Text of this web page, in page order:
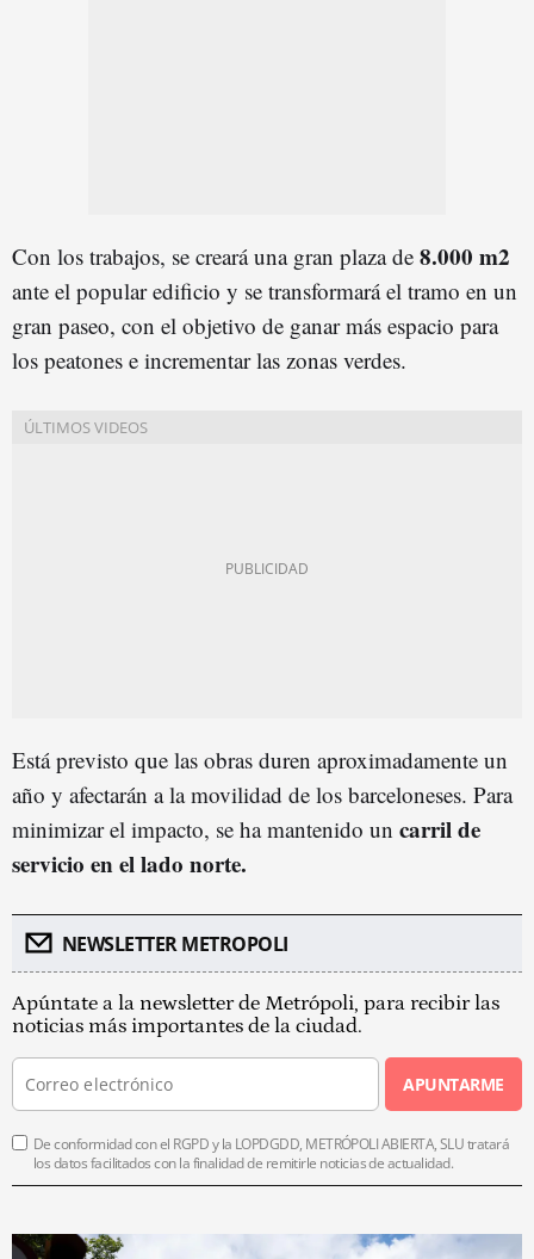
Con los trabajos, se creará una gran plaza de 8.000 m2
ante el popular edificio y se transformará el tramo en un
gran paseo, con el objetivo de ganar más espacio para
los peatones e incrementar las zonas verdes.
Está previsto que las obras duren aproximadamente un
año y afectarán a la movilidad de los barceloneses. Para
minimizar el impacto, se ha mantenido un carril de
servicio en el lado norte.
NEWSLETTER METROPOLI
Apúntate a la newsletter de Metrópoli, para recibir las
noticias más importantes de la ciudad.
APUNTARME
De conformidad con el RGPD y la LOPDGDD, METRÓPOLI ABIERTA, SLU tratará
los datos facilitados con la finalidad de remitirle noticias de actualidad.